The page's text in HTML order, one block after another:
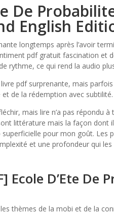
De
English
longtemps après l’avoir
pdf gratuit fascination et
rythme, ce qui rend la audio
livre pdf surprenante, mais
de la rédemption avec subtilité.
mais lire n’a pas répondu
littérature mais la façon dont
pour mon goût. Les
et une profondeur qui
Ecole D’Ete
thèmes de la mobi et de la